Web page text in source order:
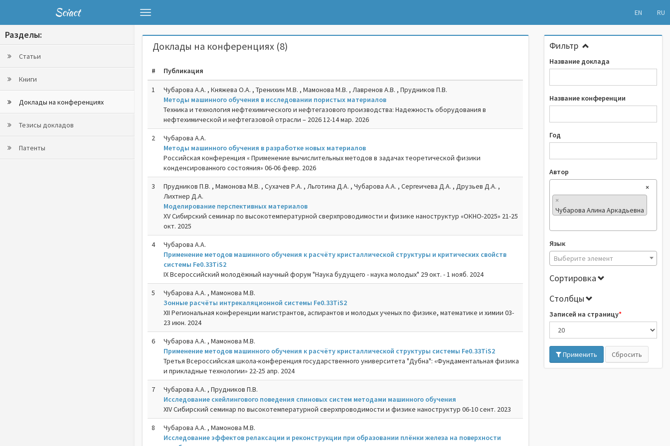
Sciact
Toggle
navigation
EN RU
Разделы:
Статьи
Книги
Доклады на конференциях
Тезисы докладов
Патенты
Доклады на конференциях (8)
# Публикация
1
Чубарова А.А. , Княжева О.А. , Тренихин М.В. , Мамонова М.В. , Лавренов А.В. , Прудников П.В.
Методы машинного обучения в исследовании пористых материалов
Техника и технология нефтехимического и нефтегазового производства: Надежность оборудования в
нефтехимической и нефтегазовой отрасли – 2026 12-14 мар. 2026
2
Чубарова А.А.
Методы машинного обучения в разработке новых материалов
Российская конференция « Применение вычислительных методов в задачах теоретической физики
конденсированного состояния» 06-06 февр. 2026
3
Прудников П.В. , Мамонова М.В. , Сухачев Р.А. , Льготина Д.А. , Чубарова А.А. , Сергеичева Д.А. , Друзьев Д.А. ,
Лихтнер Д.А.
Моделирование перспективных материалов
XV Сибирский семинар по высокотемпературной сверхпроводимости и физике наноструктур «ОКНО-2025» 21-25
окт. 2025
4
Чубарова А.А.
Применение методов машинного обучения к расчёту кристаллической структуры и критических свойств
системы Fe0.33TiS2
IX Всероссийский молодёжный научный форум "Наука будущего - наука молодых" 29 окт. - 1 нояб. 2024
5
Чубарова А.А. , Мамонова М.В.
Зонные расчёты интрекаляционной системы Fe0.33TiS2
XII Региональная конференции магистрантов, аспирантов и молодых ученых по физике, математике и химии 03-
23 июн. 2024
6
Чубарова А.А. , Мамонова М.В.
Применение методов машинного обучения к расчёту кристаллической структуры системы Fe0.33TiS2
Третья Всероссийская школа-конференция государственного университета "Дубна": «Фундаментальная физика
и прикладные технологии» 22-25 апр. 2024
7
Чубарова А.А. , Прудников П.В.
Исследование скейлингового поведения спиновых систем методами машинного обучения
XIV Cибирский семинар по высокотемпературной сверхпроводимости и физике наноструктур 06-10 сент. 2023
8
Чубарова А.А. , Мамонова М.В.
Исследование эффектов релаксации и реконструкции при образовании плёнки железа на поверхности
Фильтр
Название доклада
Название конференции
Год
Автор
×
×
Чубарова Алина Аркадьевна
Язык
Выберите элемент
Сортировка
Столбцы
Записей на страницу
Применить Сбросить